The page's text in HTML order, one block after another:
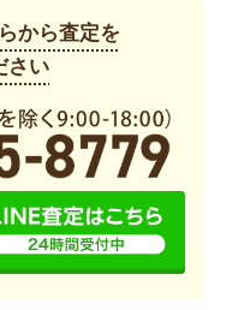
から査定を
さい